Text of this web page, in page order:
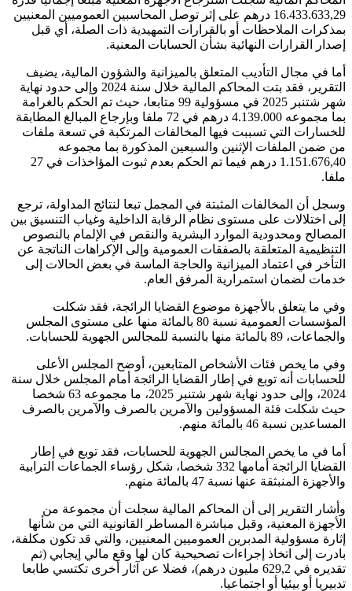
16.433.633,29 درهم على إثر توصل المحاسبين العموميين المعنيين
بمذكرات الملاحظات أو بالقرارات التمهيدية ذات الصلة، أي قبل
إصدار القرارات النهائية بشأن الحسابات المعنية.
أما في مجال التأديب المتعلق بالميزانية والشؤون المالية، يضيف
التقرير، فقد بتت المحاكم المالية خلال سنة 2024 وإلى حدود نهاية
شهر شتنبر 2025 في مسؤولية 99 متابعا، حيث تم الحكم بالغرامة
بما مجموعه 4.139.000 درهم في 72 ملفا وبإرجاع المبالغ المطابقة
للخسارات التي تسببت فيها المخالفات المرتكبة في تسعة ملفات
من ضمن الملفات الإثنين والسبعين المذكورة بما مجموعه
1.151.676,40 درهم فيما تم الحكم بعدم ثبوت المؤاخذات في 27
ملفا.
وسجل أن المخالفات المثبتة في المجمل تبعا لنتائج المداولة، ترجع
إلى اختلالات على مستوى نظام الرقابة الداخلية وغياب التنسيق بين
المصالح ومحدودية الموارد البشرية والنقص في الإلمام بالنصوص
التنظيمية المتعلقة بالصفقات العمومية وإلى الإكراهات الناتجة عن
التأخر في اعتماد الميزانية والحاجة الماسة في بعض الحالات إلى
خدمات لضمان استمرارية المرفق العام.
وفي ما يتعلق بالأجهزة موضوع القضايا الرائجة، فقد شكلت
المؤسسات العمومية نسبة 80 بالمائة منها على مستوى المجلس
والجماعات، 89 بالمائة منها بالنسبة للمجالس الجهوية للحسابات.
وفي ما يخص فئات الأشخاص المتابعين، أوضح المجلس الأعلى
للحسابات أنه توبع في إطار القضايا الرائجة أمام المجلس خلال سنة
2024، وإلى حدود نهاية شهر شتنبر 2025، ما مجموعه 63 شخصا
حيث شكلت فئة المسؤولين والآمرين بالصرف والآمرين بالصرف
المساعدين نسبة 46 بالمائة منهم.
أما في ما يخص المجالس الجهوية للحسابات، فقد توبع في إطار
القضايا الرائجة أمامها 332 شخصا، شكل رؤساء الجماعات الترابية
والأجهزة المنبثقة عنها نسبة 47 بالمائة منهم.
وأشار التقرير إلى أن المحاكم المالية سجلت أن مجموعة من
الأجهزة المعنية، وقبل مباشرة المساطر القانونية التي من شأنها
إثارة مسؤولية المدبرين العموميين المعنيين، والتي قد تكون مكلفة،
بادرت إلى اتخاذ إجراءات تصحيحية كان لها وقع مالي إيجابي (تم
تقديره في 629,2 مليون درهم)، فضلا عن آثار أخرى تكتسي طابعا
تدبيريا أو بيئيا أو اجتماعيا.